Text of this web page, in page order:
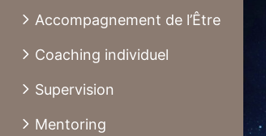
Accompagnement de l’Être
Coaching individuel
Supervision
Mentoring